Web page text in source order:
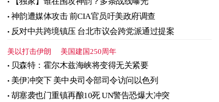
神韵遭媒体攻击 前CIA官员吁美政府调查
反对中共跨境镇压 台北市议会跨党派通过提案
美以打击伊朗 美国建国250周年
贝森特：霍尔木兹海峡将变得无关紧要
美伊冲突下 美中央司令部司令访问以色列
胡塞袭也门重镇再酿10死 UN警告恐爆大冲突